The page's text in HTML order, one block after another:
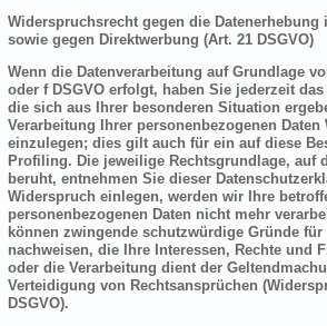
Widerspruchsrecht gegen die Datenerhebung
sowie gegen Direktwerbung (Art. 21 DSGVO)
Wenn die Datenverarbeitung auf Grundlage
oder f DSGVO erfolgt, haben Sie jederzeit
die sich aus Ihrer besonderen Situation
Verarbeitung Ihrer personenbezogenen Daten
einzulegen; dies gilt auch für ein auf diese
Profiling. Die jeweilige Rechtsgrundlage, auf
beruht, entnehmen Sie dieser
Widerspruch einlegen, werden wir Ihre
personenbezogenen Daten nicht mehr
können zwingende schutzwürdige Gründe für
nachweisen, die Ihre Interessen, Rechte und
oder die Verarbeitung dient der
Verteidigung von Rechtsansprüchen
DSGVO).